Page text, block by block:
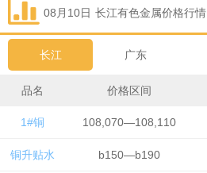
08月10日 长江有色金属价格行情
长江 广东
品名 价格区间
1#铜 108,070—108,110
铜升贴水 b150—b190